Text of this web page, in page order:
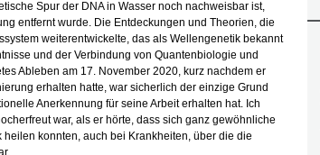
Spur der DNA in Wasser noch nachweisbar ist,
entfernt wurde. Die Entdeckungen und Theorien, die
weiterentwickelte, das als Wellengenetik bekannt
und der Verbindung von Quantenbiologie und
Ableben am 17. November 2020, kurz nachdem er
erhalten hatte, war sicherlich der einzige Grund
Anerkennung für seine Arbeit erhalten hat. Ich
war, als er hörte, dass sich ganz gewöhnliche
konnten, auch bei Krankheiten, über die die